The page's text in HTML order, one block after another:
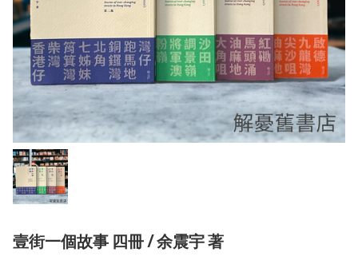
壹街一個故事 四冊 / 余震宇 著